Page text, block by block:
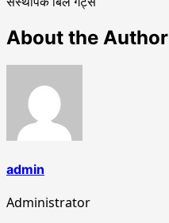
About the Author
admin
Administrator